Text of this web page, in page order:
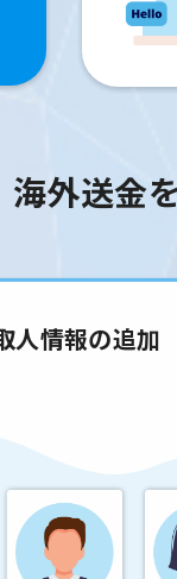
外送金
人情報の追加